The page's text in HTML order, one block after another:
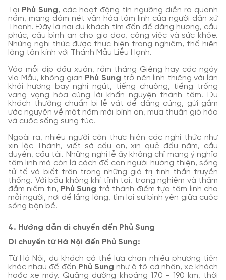
Tại Phủ Sung, các hoạt động tín ngưỡng diễn ra quanh
năm, mang đậm nét văn hóa tâm linh của người dân xứ
Thanh. Đây là nơi du khách tìm đến để dâng hương, cầu
phúc, cầu bình an cho gia đạo, công việc và sức khỏe.
Những nghi thức được thực hiện trang nghiêm, thể hiện
lòng tôn kính với Thánh Mẫu Liễu Hạnh.
Vào mỗi dịp đầu xuân, rằm tháng Giêng hay các ngày
vía Mẫu, không gian Phủ Sung trở nên linh thiêng với làn
khói hương bay nghi ngút, tiếng chuông, tiếng trống
vang vọng hòa cùng lời khấn nguyện thành tâm. Du
khách thường chuẩn bị lễ vật để dâng cúng, gửi gắm
ước nguyện về một năm mới bình an, mưa thuận gió hòa
và cuộc sống sung túc.
Ngoài ra, nhiều người còn thực hiện các nghi thức như
xin lộc Thánh, viết sớ cầu an, xin quẻ đầu năm, cầu
duyên, cầu tài. Những nghi lễ ấy không chỉ mang ý nghĩa
tâm linh mà còn là cách để con người hướng thiện, sống
tử tế và biết trân trọng những giá trị tinh thần truyền
thống. Với bầu không khí tĩnh tại, trang nghiêm và thấm
đẫm niềm tin, Phủ Sung trở thành điểm tựa tâm linh cho
mỗi người, nơi để lắng lòng, tìm lại sự bình yên giữa cuộc
sống bộn bề.
4. Hướng dẫn di chuyển đến Phủ Sung
Di chuyển từ Hà Nội đến Phủ Sung:
Từ Hà Nội, du khách có thể lựa chọn nhiều phương tiện
khác nhau để đến Phủ Sung như ô tô cá nhân, xe khách
hoặc xe máy. Quãng đường khoảng 170 - 190 km, thời